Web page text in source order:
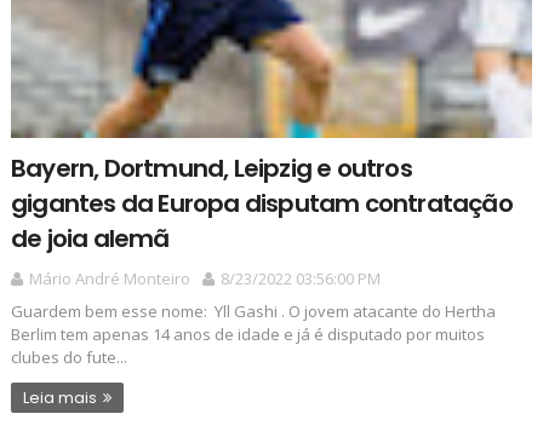
Bayern, Dortmund, Leipzig e outros
gigantes da Europa disputam contratação
de joia alemã
Mário André Monteiro
8/23/2022 03:56:00 PM
Guardem bem esse nome: Yll Gashi . O jovem atacante do Hertha
Berlim tem apenas 14 anos de idade e já é disputado por muitos
clubes do fute...
Leia mais